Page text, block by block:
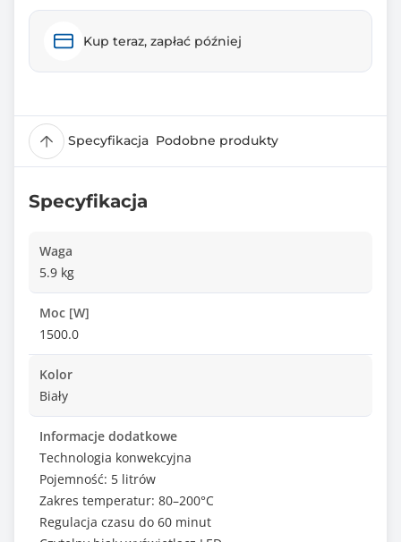
Kup teraz, zapłać później
Specyfikacja Podobne produkty
Specyfikacja
Waga
5.9 kg
Moc [W]
1500.0
Kolor
Biały
Informacje dodatkowe
Technologia konwekcyjna
Pojemność: 5 litrów
Zakres temperatur: 80–200°C
Regulacja czasu do 60 minut